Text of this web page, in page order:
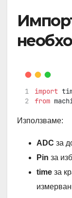
import
from
Използваме:
ADC за
Pin за
time за